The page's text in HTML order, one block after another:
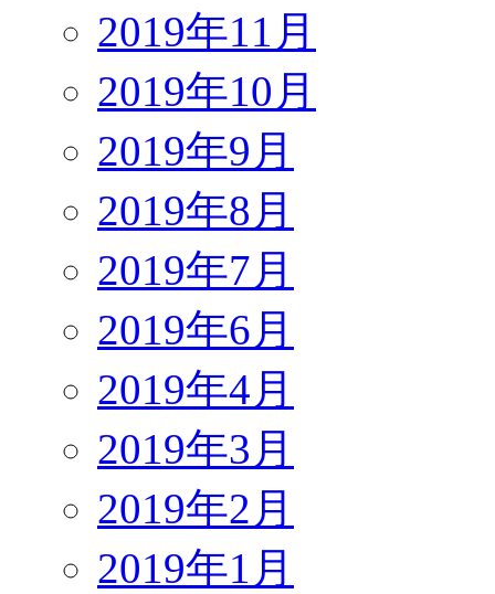
2019年11月
2019年10月
2019年9月
2019年8月
2019年7月
2019年6月
2019年4月
2019年3月
2019年2月
2019年1月